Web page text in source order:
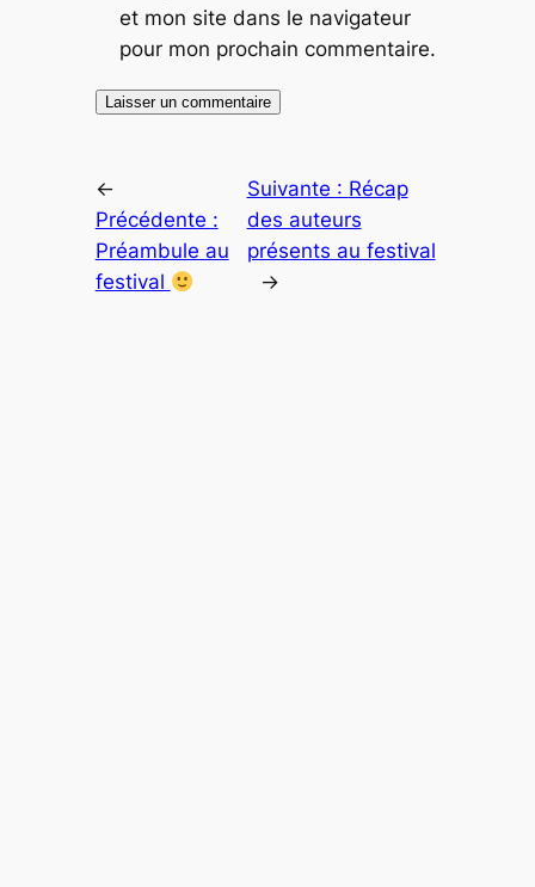
et mon site dans le navigateur
pour mon prochain commentaire.
←
Précédente :
Préambule au
festival
Suivante : Récap
des auteurs
présents au festival
→